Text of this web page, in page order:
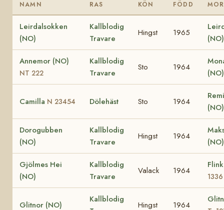
NAMN RAS KÖN FÖDD MOR
Leirdalsokken
(NO)
Kallblodig
Travare
Hingst 1965
(NO)
Annemor (NO)
NT 222
Kallblodig
Travare
Sto 1964
Camilla N 23454 Dölehäst Sto 1964
(NO)
Dorogubben
(NO)
Kallblodig
Travare
Hingst 1964
(NO)
Gjölmes Hei
(NO)
Kallblodig
Travare
Valack 1964
1336
Glitnor (NO)
Kallblodig
Hingst 1964